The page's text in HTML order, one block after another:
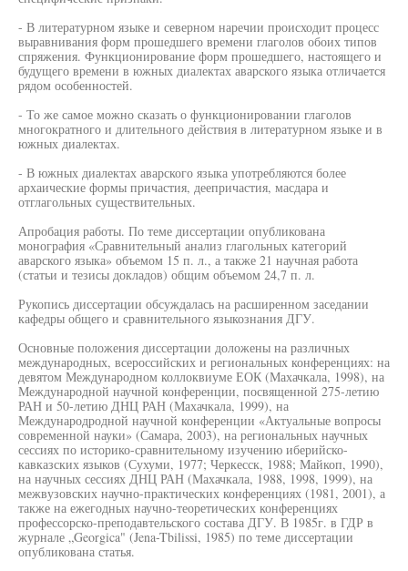
- В литературном языке и северном наречии происходит процесс
выравнивания форм прошедшего времени глаголов обоих типов
спряжения. Функционирование форм прошедшего, настоящего и
будущего времени в южных диалектах аварского языка отличается
рядом особенностей.
- То же самое можно сказать о функционировании глаголов
многократного и длительного действия в литературном языке и в
южных диалектах.
- В южных диалектах аварского языка употребляются более
архаические формы причастия, деепричастия, масдара и
отглагольных существительных.
Апробация работы. По теме диссертации опубликована
монография «Сравнительный анализ глагольных категорий
аварского языка» объемом 15 п. л., а также 21 научная работа
(статьи и тезисы докладов) общим объемом 24,7 п. л.
Рукопись диссертации обсуждалась на расширенном заседании
кафедры общего и сравнительного языкознания ДГУ.
Основные положения диссертации доложены на различных
международных, всероссийских и региональных конференциях: на
девятом Международном коллоквиуме ЕОК (Махачкала, 1998), на
Международной научной конференции, посвященной 275-летию
РАН и 50-летию ДНЦ РАН (Махачкала, 1999), на
Международродной научной конференции «Актуальные вопросы
современной науки» (Самара, 2003), на региональных научных
сессиях по историко-сравнительному изучению иберийско-
кавказских языков (Сухуми, 1977; Черкесск, 1988; Майкоп, 1990),
на научных сессиях ДНЦ РАН (Махачкала, 1988, 1998, 1999), на
межвузовских научно-практических конференциях (1981, 2001), а
также на ежегодных научно-теоретических конференциях
профессорско-преподавтельского состава ДГУ. В 1985г. в ГДР в
журнале „Georgica" (Jena-Tbilissi, 1985) по теме диссертации
опубликована статья.